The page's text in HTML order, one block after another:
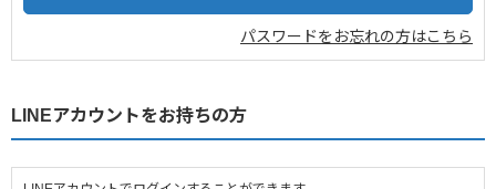
パスワードをお忘れの方はこちら
LINEアカウントをお持ちの方